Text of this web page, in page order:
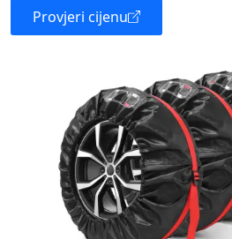
Provjeri cijenu